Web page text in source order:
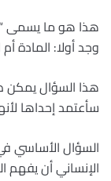
هذا هو ما يسمى
وجد أولا: المادة
هذا السؤال يمكن
سأعتمد إحداها
السؤال الأساسي
الإنساني أن يفهم